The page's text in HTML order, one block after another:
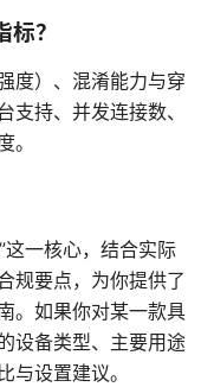
？
度）、混淆能力与穿
支持、并发连接数、
。
这一核心，结合实际
规要点，为你提供了
。如果你对某一款具
设备类型、主要用途
与设置建议。